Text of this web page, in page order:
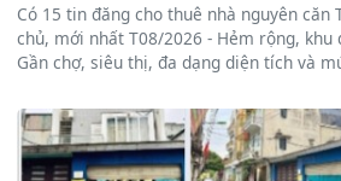
Có 15 tin đăng cho thuê nhà nguyên căn
chủ, mới nhất T08/2026 - Hẻm rộng,
Gần chợ, siêu thị, đa dạng diện tích và